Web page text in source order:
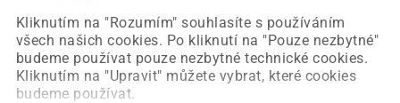
Kliknutím na "Rozumím" souhlasíte s používáním
všech našich cookies. Po kliknutí na "Pouze nezbytné"
budeme používat pouze nezbytné technické cookies.
Kliknutím na "Upravit" můžete vybrat, které cookies
budeme používat.
Obnovit stránku Úvodní strana